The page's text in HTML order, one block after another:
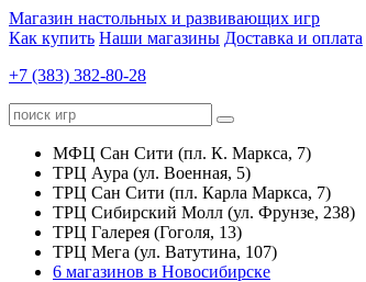
Магазин настольных и развивающих игр
Как купить Наши магазины Доставка и оплата
+7 (383) 382-80-28
МФЦ Сан Сити (пл. К. Маркса, 7)
ТРЦ Аура (ул. Военная, 5)
ТРЦ Сан Сити (пл. Карла Маркса, 7)
ТРЦ Сибирский Молл (ул. Фрунзе, 238)
ТРЦ Галерея (Гоголя, 13)
ТРЦ Мега (ул. Ватутина, 107)
6 магазинов в Новосибирске